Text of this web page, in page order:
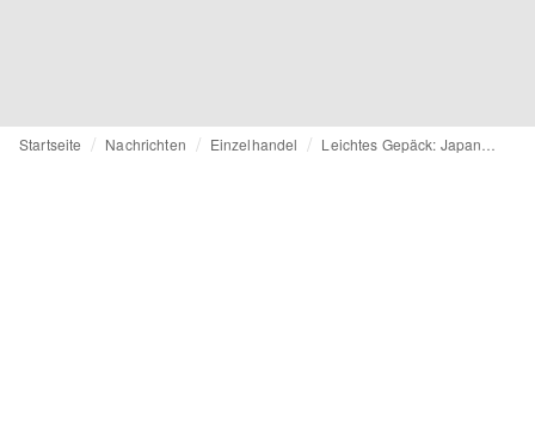
Startseite Nachrichten Einzelhandel